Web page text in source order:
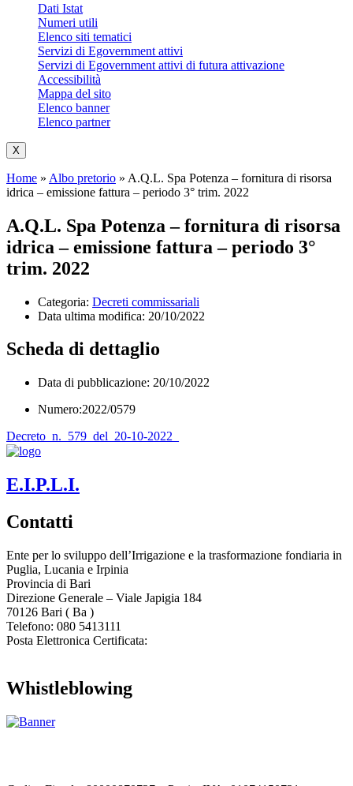
Dati Istat
Numeri utili
Elenco siti tematici
Servizi di Egovernment attivi
Servizi di Egovernment attivi di futura attivazione
Accessibilità
Mappa del sito
Elenco banner
Elenco partner
X
Home » Albo pretorio » A.Q.L. Spa Potenza – fornitura di risorsa
idrica – emissione fattura – periodo 3° trim. 2022
A.Q.L. Spa Potenza – fornitura di risorsa
idrica – emissione fattura – periodo 3°
trim. 2022
Categoria: Decreti commissariali
Data ultima modifica: 20/10/2022
Scheda di dettaglio
Data di pubblicazione: 20/10/2022
Numero:2022/0579
Decreto_n._579_del_20-10-2022_
E.I.P.L.I.
Contatti
Ente per lo sviluppo dell’Irrigazione e la trasformazione fondiaria in
Puglia, Lucania e Irpinia
Provincia di Bari
Direzione Generale – Viale Japigia 184
70126 Bari ( Ba )
Telefono: 080 5413111
Posta Elettronica Certificata:
Whistleblowing